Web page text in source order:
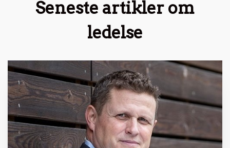
Seneste artikler om
ledelse